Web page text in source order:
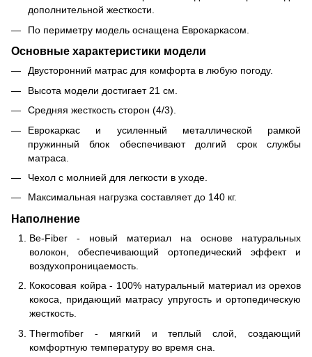
дополнительной жесткости.
По периметру модель оснащена Еврокаркасом.
Основные характеристики модели
Двусторонний матрас для комфорта в любую погоду.
Высота модели достигает 21 см.
Средняя жесткость сторон (4/3).
Еврокаркас и усиленный металлической рамкой
пружинный блок обеспечивают долгий срок службы
матраса.
Чехол с молнией для легкости в уходе.
Максимальная нагрузка составляет до 140 кг.
Наполнение
Be-Fiber - новый материал на основе натуральных
волокон, обеспечивающий ортопедический эффект и
воздухопроницаемость.
Кокосовая койра - 100% натуральный материал из орехов
кокоса, придающий матрасу упругость и ортопедическую
жесткость.
Thermofiber - мягкий и теплый слой, создающий
комфортную температуру во время сна.